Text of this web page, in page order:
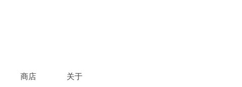
商店 关于